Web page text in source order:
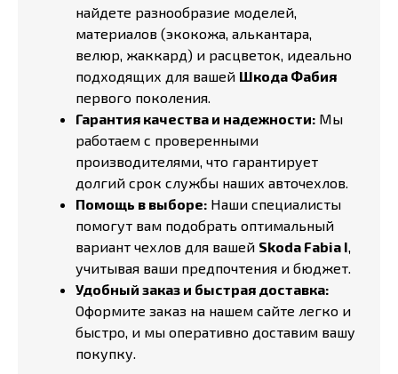
найдете разнообразие моделей,
материалов (экокожа, алькантара,
велюр, жаккард) и расцветок, идеально
подходящих для вашей Шкода Фабия
первого поколения.
Гарантия качества и надежности: Мы
работаем с проверенными
производителями, что гарантирует
долгий срок службы наших авточехлов.
Помощь в выборе: Наши специалисты
помогут вам подобрать оптимальный
вариант чехлов для вашей Skoda Fabia I,
учитывая ваши предпочтения и бюджет.
Удобный заказ и быстрая доставка:
Оформите заказ на нашем сайте легко и
быстро, и мы оперативно доставим вашу
покупку.